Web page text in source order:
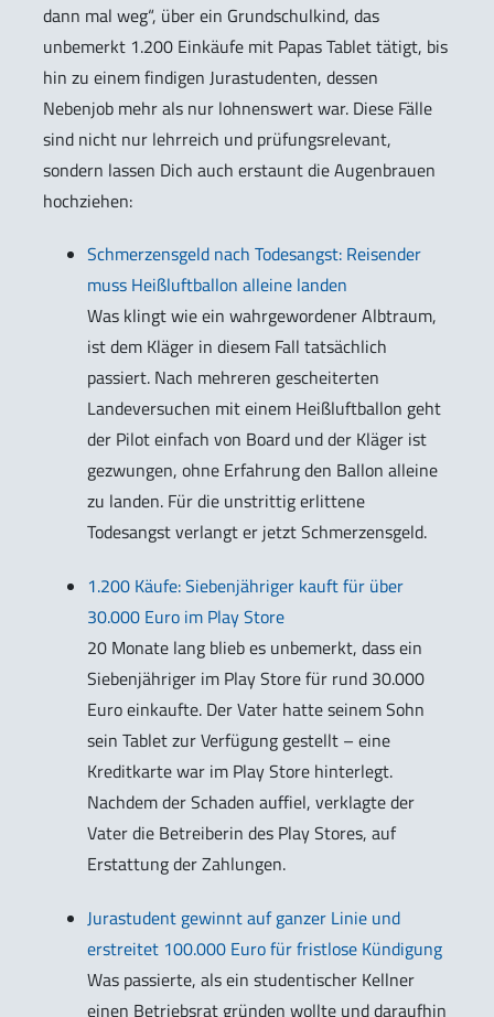
dann mal weg“, über ein Grundschulkind, das
unbemerkt 1.200 Einkäufe mit Papas Tablet tätigt, bis
hin zu einem findigen Jurastudenten, dessen
Nebenjob mehr als nur lohnenswert war. Diese Fälle
sind nicht nur lehrreich und prüfungsrelevant,
sondern lassen Dich auch erstaunt die Augenbrauen
hochziehen:
Schmerzensgeld nach Todesangst: Reisender
muss Heißluftballon alleine landen
Was klingt wie ein wahrgewordener Albtraum,
ist dem Kläger in diesem Fall tatsächlich
passiert. Nach mehreren gescheiterten
Landeversuchen mit einem Heißluftballon geht
der Pilot einfach von Board und der Kläger ist
gezwungen, ohne Erfahrung den Ballon alleine
zu landen. Für die unstrittig erlittene
Todesangst verlangt er jetzt Schmerzensgeld.
1.200 Käufe: Siebenjähriger kauft für über
30.000 Euro im Play Store
20 Monate lang blieb es unbemerkt, dass ein
Siebenjähriger im Play Store für rund 30.000
Euro einkaufte. Der Vater hatte seinem Sohn
sein Tablet zur Verfügung gestellt – eine
Kreditkarte war im Play Store hinterlegt.
Nachdem der Schaden auffiel, verklagte der
Vater die Betreiberin des Play Stores, auf
Erstattung der Zahlungen.
Jurastudent gewinnt auf ganzer Linie und
erstreitet 100.000 Euro für fristlose Kündigung
Was passierte, als ein studentischer Kellner
einen Betriebsrat gründen wollte und daraufhin